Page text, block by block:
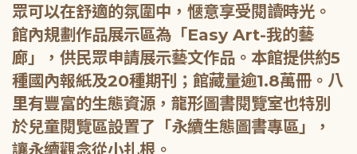
眾可以在舒適的氛圍中，愜意享受閱讀時光。
館內規劃作品展示區為「Easy Art-我的藝
廊」，供民眾申請展示藝文作品。本館提供約5
種國內報紙及20種期刊；館藏量逾1.8萬冊。八
里有豐富的生態資源，龍形圖書閱覽室也特別
於兒童閱覽區設置了「永續生態圖書專區」，